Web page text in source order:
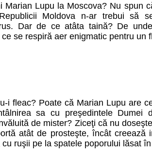
Marian Lupu la Moscova? Nu spun
Moldova n-ar trebui să
Dar de ce atâta taină? De
se respiră aer enigmatic pentru un
i fleac? Poate că Marian Lupu are
sa cu preşedintele Dumei
de mister? Ziceţi că nu
atât de prosteşte, încât creează
ruşii pe la spatele poporului lăsat